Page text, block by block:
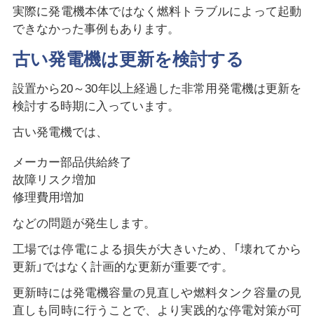
実際に発電機本体ではなく燃料トラブルによって起動
できなかった事例もあります。
古い発電機は更新を検討する
設置から20～30年以上経過した非常用発電機は更新を
検討する時期に入っています。
古い発電機では、
メーカー部品供給終了
故障リスク増加
修理費用増加
などの問題が発生します。
工場では停電による損失が大きいため、「壊れてから
更新」ではなく計画的な更新が重要です。
更新時には発電機容量の見直しや燃料タンク容量の見
直しも同時に行うことで、より実践的な停電対策が可